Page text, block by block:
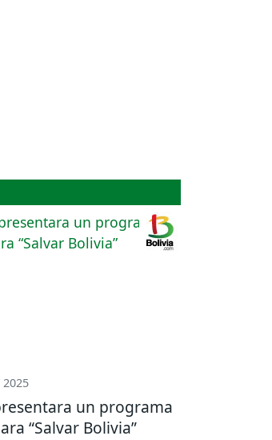
2025
un programa
“Salvar Bolivia”